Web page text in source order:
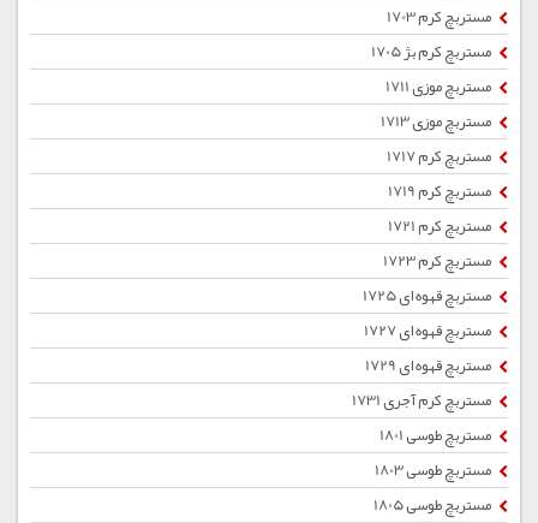
مستربچ کرم 1703
مستربچ کرم بژ 1705
مستربچ موزی 1711
مستربچ موزی 1713
مستربچ کرم 1717
مستربچ کرم 1719
مستربچ کرم 1721
مستربچ کرم 1723
مستربچ قهوه ای 1725
مستربچ قهوه ای 1727
مستربچ قهوه ای 1729
مستربچ کرم آجری 1731
مستربچ طوسی 1801
مستربچ طوسی 1803
مستربچ طوسی 1805